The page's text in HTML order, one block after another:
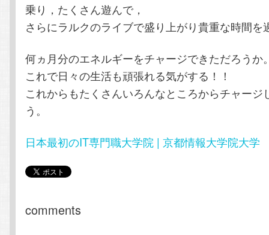
乗り，たくさん遊んで，
さらにラルクのライブで盛り上がり貴重な時間を
何ヵ月分のエネルギーをチャージできただろうか
これで日々の生活も頑張れる気がする！！
これからもたくさんいろんなところからチャージ
う。
日本最初のIT専門職大学院 | 京都情報大学院大学
comments